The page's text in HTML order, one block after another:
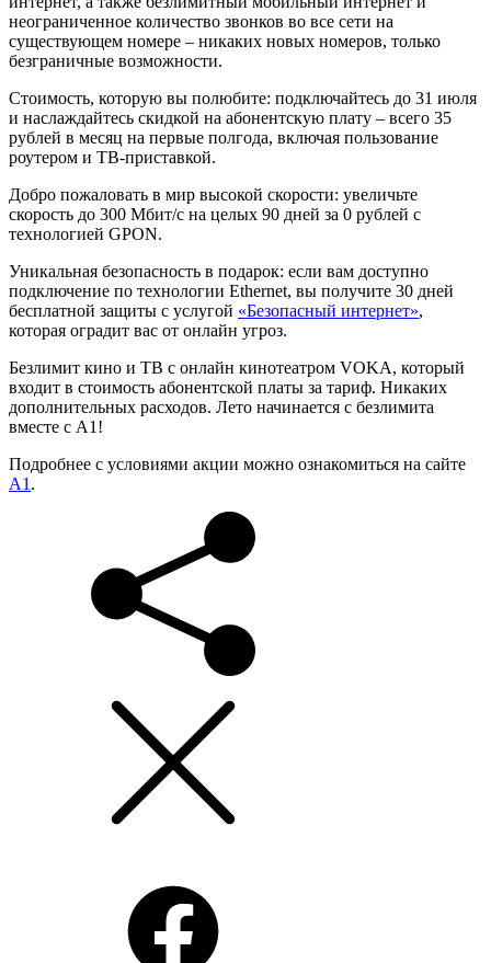
неограниченное количество звонков во все сети на
существующем номере – никаких новых номеров, только
безграничные возможности.
Стоимость, которую вы полюбите: подключайтесь до 31 июля
и наслаждайтесь скидкой на абонентскую плату – всего 35
рублей в месяц на первые полгода, включая пользование
роутером и ТВ-приставкой.
Добро пожаловать в мир высокой скорости: увеличьте
скорость до 300 Мбит/с на целых 90 дней за 0 рублей с
технологией GPON.
Уникальная безопасность в подарок: если вам доступно
подключение по технологии Ethernet, вы получите 30 дней
бесплатной защиты с услугой «Безопасный интернет»,
которая оградит вас от онлайн угроз.
Безлимит кино и ТВ с онлайн кинотеатром VOKA, который
входит в стоимость абонентской платы за тариф. Никаких
дополнительных расходов. Лето начинается с безлимита
вместе с А1!
Подробнее с условиями акции можно ознакомиться на сайте
А1 .